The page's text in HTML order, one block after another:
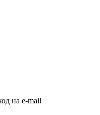
на e-mail